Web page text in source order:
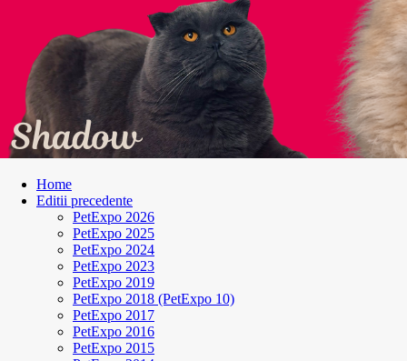
Home
Editii precedente
PetExpo 2026
PetExpo 2025
PetExpo 2024
PetExpo 2023
PetExpo 2019
PetExpo 2018 (PetExpo 10)
PetExpo 2017
PetExpo 2016
PetExpo 2015